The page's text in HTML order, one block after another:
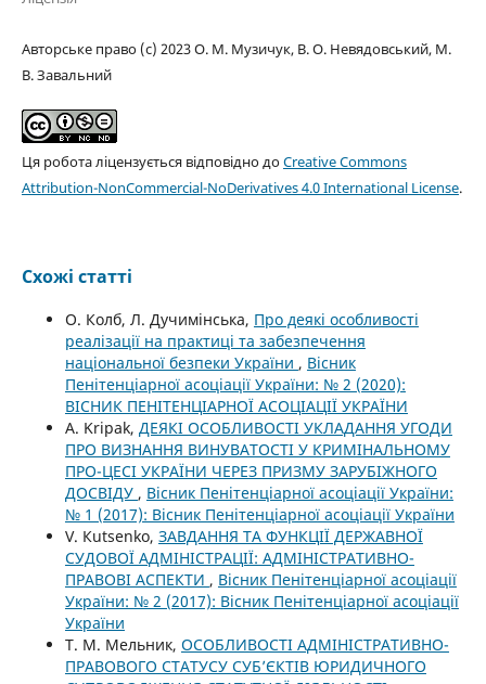
Авторське право (c) 2023 О. М. Музичук, В. О. Невядовський, М.
В. Завальний
Ця робота ліцензується відповідно доCreative Commons
Attribution-NonCommercial-NoDerivatives 4.0 International License.
Схожі статті
О. Колб, Л. Дучимінська, Про деякі особливості
реалізації на практиці та забезпечення
національної безпеки України , Вісник
Пенітенціарної асоціації України: № 2 (2020):
ВІСНИК ПЕНІТЕНЦІАРНОЇ АСОЦІАЦІЇ УКРАЇНИ
A. Kripak, ДЕЯКІ ОСОБЛИВОСТІ УКЛАДАННЯ УГОДИ
ПРО ВИЗНАННЯ ВИНУВАТОСТІ У КРИМІНАЛЬНОМУ
ПРО-ЦЕСІ УКРАЇНИ ЧЕРЕЗ ПРИЗМУ ЗАРУБІЖНОГО
ДОСВІДУ , Вісник Пенітенціарної асоціації України:
№ 1 (2017): Вісник Пенітенціарної асоціації України
V. Кutsenko, ЗАВДАННЯ ТА ФУНКЦІЇ ДЕРЖАВНОЇ
СУДОВОЇ АДМІНІСТРАЦІЇ: АДМІНІСТРАТИВНО-
ПРАВОВІ АСПЕКТИ , Вісник Пенітенціарної асоціації
України: № 2 (2017): Вісник Пенітенціарної асоціації
України
Т. М. Мельник, ОСОБЛИВОСТІ АДМІНІСТРАТИВНО-
ПРАВОВОГО СТАТУСУ СУБ’ЄКТІВ ЮРИДИЧНОГО